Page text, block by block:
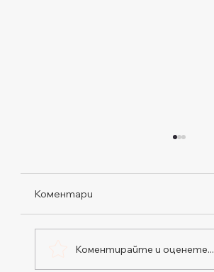
Коментари
Коментирайте и оценете...